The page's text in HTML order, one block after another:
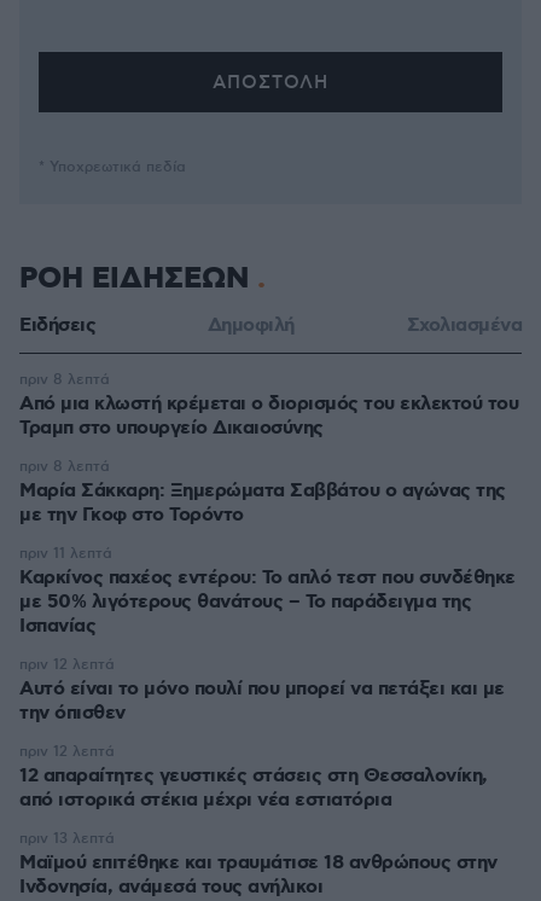
* Υποχρεωτικά πεδία
ΡΟΗ ΕΙΔΗΣΕΩΝ
Ειδήσεις Δημοφιλή Σχολιασμένα
Από μια κλωστή κρέμεται ο διορισμός του εκλεκτού του
Τραμπ στο υπουργείο Δικαιοσύνης
πριν 8 λεπτά
Μαρία Σάκκαρη: Ξημερώματα Σαββάτου ο αγώνας της
με την Γκοφ στο Τορόντο
πριν 8 λεπτά
Καρκίνος παχέος εντέρου: Το απλό τεστ που συνδέθηκε
με 50% λιγότερους θανάτους – Το παράδειγμα της
Ισπανίας
πριν 11 λεπτά
Αυτό είναι το μόνο πουλί που μπορεί να πετάξει και με
την όπισθεν
πριν 12 λεπτά
12 απαραίτητες γευστικές στάσεις στη Θεσσαλονίκη,
από ιστορικά στέκια μέχρι νέα εστιατόρια
πριν 12 λεπτά
Μαϊμού επιτέθηκε και τραυμάτισε 18 ανθρώπους στην
Ινδονησία, ανάμεσά τους ανήλικοι
πριν 13 λεπτά